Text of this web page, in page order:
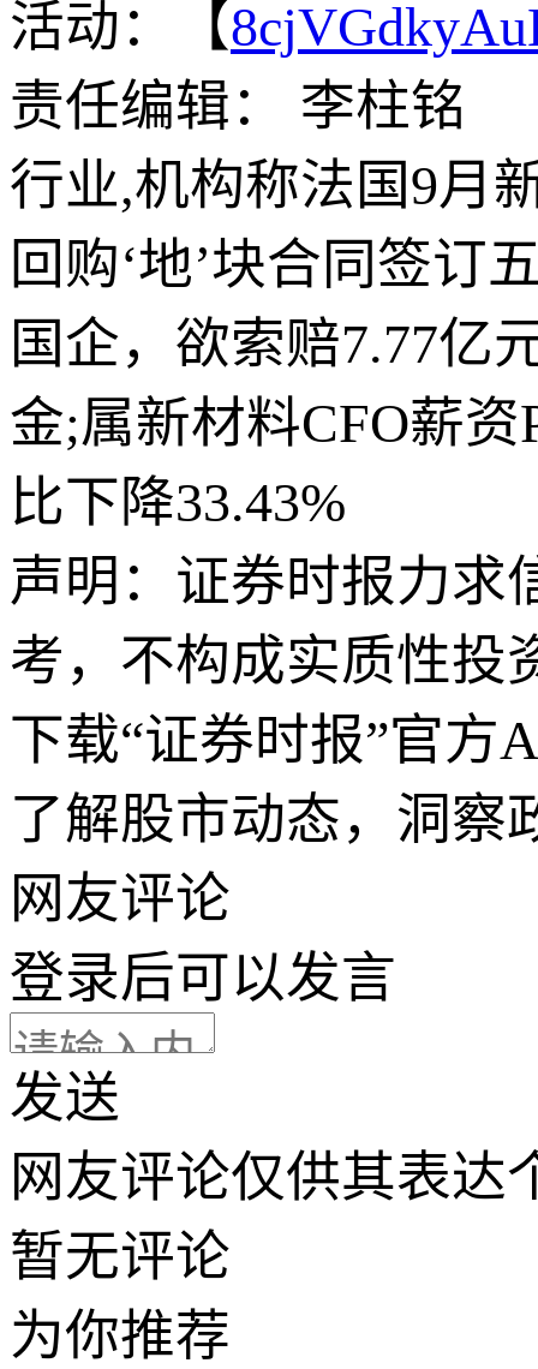
活动：【
责任编辑： 李柱铭
行业,机构称法国9月
回购‘地’块合同签
国企，欲索赔7.77亿
金;属新材料CFO薪
比下降33.43%
声明：证券时报力求
考，不构成实质性投
下载“证券时报”官方
了解股市动态，洞察
网友评论
登录后可以发言
发送
网友评论仅供其表达
暂无评论
为你推荐